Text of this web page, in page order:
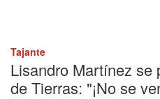
Tajante
Lisandro Martínez se
de Tierras: "¡No se